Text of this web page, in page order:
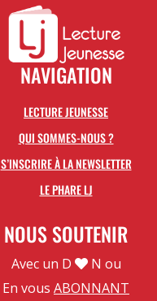
NAVIGATION
LECTURE JEUNESSE
QUI SOMMES-NOUS ?
S’INSCRIRE À LA NEWSLETTER
LE PHARE LJ
NOUS SOUTENIR
Avec un D
N ou
En vous ABONNANT